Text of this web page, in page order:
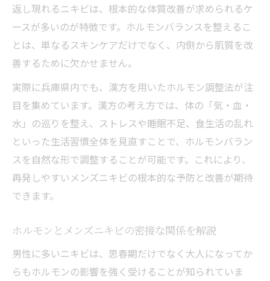
返し現れるニキビは、根本的な体質改善が求められるケ
ースが多いのが特徴です。ホルモンバランスを整えるこ
とは、単なるスキンケアだけでなく、内側から肌質を改
善するために欠かせません。
実際に兵庫県内でも、漢方を用いたホルモン調整法が注
目を集めています。漢方の考え方では、体の「気・血・
水」の巡りを整え、ストレスや睡眠不足、食生活の乱れ
といった生活習慣全体を見直すことで、ホルモンバラン
スを自然な形で調整することが可能です。これにより、
再発しやすいメンズニキビの根本的な予防と改善が期待
できます。
ホルモンとメンズニキビの密接な関係を解説
男性に多いニキビは、思春期だけでなく大人になってか
らもホルモンの影響を強く受けることが知られていま